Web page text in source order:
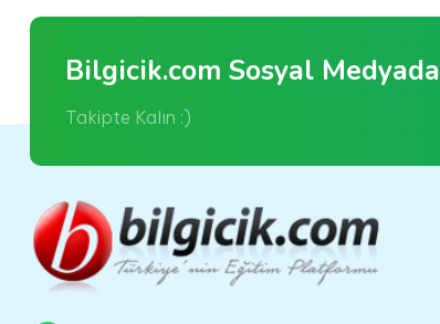
Bilgicik.com Sosyal Medyada
Takipte Kalın :)